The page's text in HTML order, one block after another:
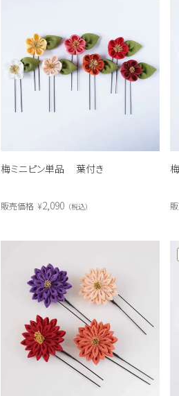
梅ミニピン単品 葉付き
販売価格 ¥2,090 税込